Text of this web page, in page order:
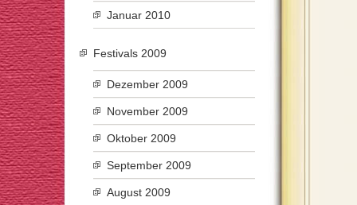
Januar 2010
Festivals 2009
Dezember 2009
November 2009
Oktober 2009
September 2009
August 2009